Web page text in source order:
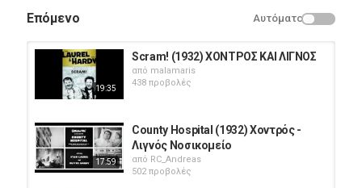
Επόμενο Αυτόματο
19:35
Scram! (1932) ΧΟΝΤΡΟΣ ΚΑΙ ΛΙΓΝΟΣ
από malamaris
438 προβολές
17:59
County Hospital (1932) Χοντρός -
Λιγνός Νοσικομείο
από RC_Andreas
502 προβολές